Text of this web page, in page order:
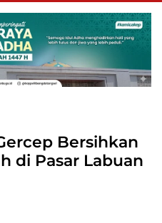
Bersihkan
di Pasar Labuan